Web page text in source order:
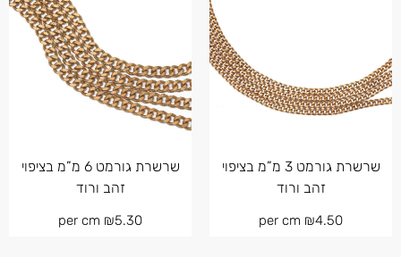
שרשרת גורמט 3 מ”מ בציפוי
זהב ורוד
₪4.50
שרשרת גורמט 6 מ”מ בציפוי
זהב ורוד
₪5.30